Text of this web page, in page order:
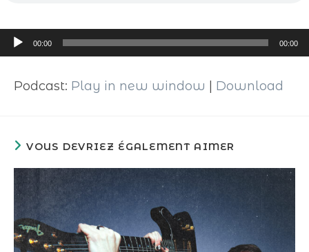
Lecteur
audio
00:00 00:00
Podcast: Play in new window Download
VOUS DEVRIEZ ÉGALEMENT AIMER